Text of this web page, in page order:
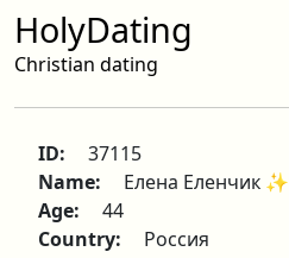
HolyDating
Christian dating
ID:
37115
Name:
Елена Еленчик ✨️
Age:
44
Country:
Россия